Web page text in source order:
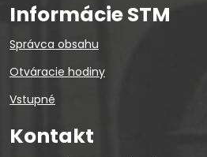
Informácie STM
Správca obsahu
Otváracie hodiny
Vstupné
Kontakt